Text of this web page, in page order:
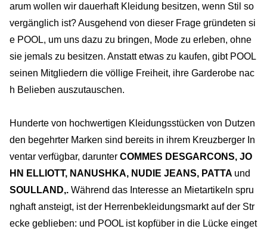
arum wollen wir dauerhaft Kleidung besitzen, wenn Stil so
vergänglich ist? Ausgehend von dieser Frage gründeten si
e POOL, um uns dazu zu bringen, Mode zu erleben, ohne
sie jemals zu besitzen. Anstatt etwas zu kaufen, gibt POOL
seinen Mitgliedern die völlige Freiheit, ihre Garderobe nac
h Belieben auszutauschen.
Hunderte von hochwertigen Kleidungsstücken von Dutzen
den begehrter Marken sind bereits in ihrem Kreuzberger In
ventar verfügbar, darunter COMMES DESGARCONS, JO
HN ELLIOTT, NANUSHKA, NUDIE JEANS, PATTA und
SOULLAND,. Während das Interesse an Mietartikeln spru
nghaft ansteigt, ist der Herrenbekleidungsmarkt auf der Str
ecke geblieben: und POOL ist kopfüber in die Lücke einget